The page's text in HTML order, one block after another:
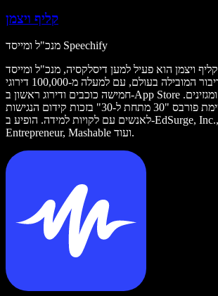
קליף ויצמן
מנכ"ל ומייסד Speechify
קליף ויצמן הוא פעיל למען דיסלקסיה, מנכ"ל ומייסד Speechify,
אפליקציית טקסט־לדיבור המובילה בעולם, עם למעלה מ-100,000 דירוגי
חמישה כוכבים ודירוג ראשון ב-App Store בקטגוריית חדשות ומגזינים.
ב-2017 נבחר לרשימת פורבס "30 מתחת ל-30" בזכות קידום הנגישות
לאנשים עם לקויות למידה. הופיע ב-EdSurge, Inc., PC Mag,
Entrepreneur, Mashable ועוד.